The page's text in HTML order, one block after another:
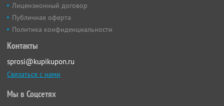
Лицензионный договор
Публичная оферта
Политика конфиденциальности
Контакты
sprosi@kupikupon.ru
Связаться с нами
Мы в Соцсетях